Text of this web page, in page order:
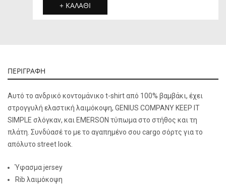
+ ΚΑΛΑΘΙ
ΠΕΡΙΓΡΑΦΗ
Αυτό το ανδρικό κοντομάνικο t-shirt από 100% βαμβάκι, έχει
στρογγυλή ελαστική λαιμόκοψη, GENIUS COMPANY KEEP IT
SIMPLE σλόγκαν, και EMERSON τύπωμα στο στήθος και τη
πλάτη. Συνδύασέ το με το αγαπημένο σου cargo σόρτς για το
απόλυτο street look.
Ύφασμα jersey
Rib λαιμόκοψη